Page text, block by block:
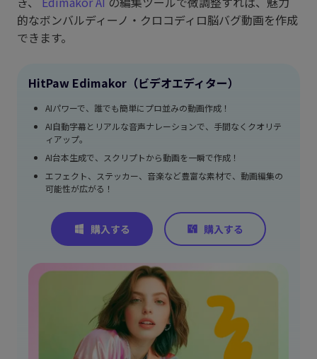
的なボンバルディーノ・クロコディロ脳バグ動画を作成
できます。
HitPaw Edimakor（ビデオエディター）
AIパワーで、誰でも簡単にプロ並みの動画作成！
AI自動字幕とリアルな音声ナレーションで、手間なくクオリテ
ィアップ。
AI台本生成で、スクリプトから動画を一瞬で作成！
エフェクト、ステッカー、音楽など豊富な素材で、動画編集の
可能性が広がる！